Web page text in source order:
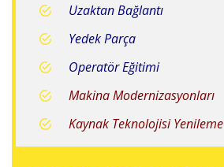
Uzaktan Bağlantı
Yedek Parça
Operatör Eğitimi
Makina Modernizasyonları
Kaynak Teknolojisi Yenileme